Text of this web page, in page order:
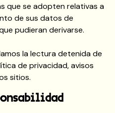
que se adopten relativas a
de sus datos de
pudieran derivarse.
la lectura detenida de
de privacidad, avisos
sitios.